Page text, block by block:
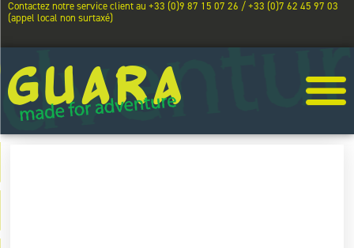
Contactez notre service client au +33 (0)9 87 15 07 26 / +33 (0)7 62 45 97 03
(appel local non surtaxé)